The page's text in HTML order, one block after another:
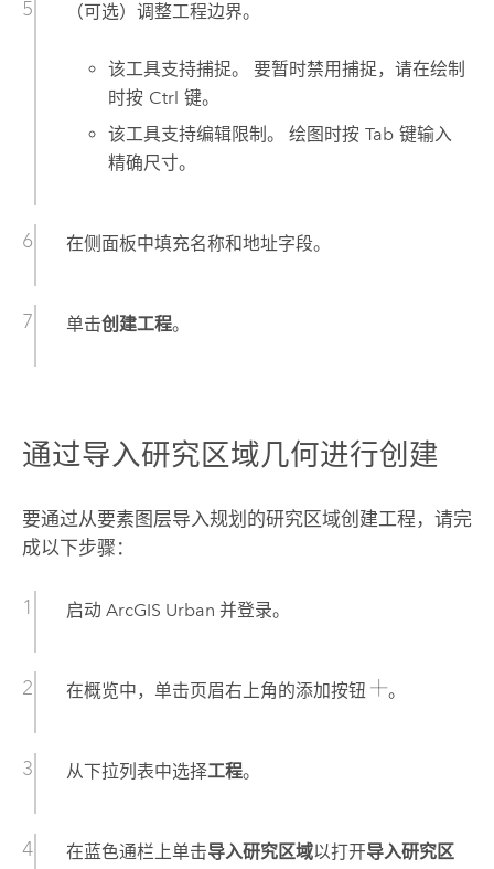
（可选）调整工程边界。
该工具支持捕捉。 要暂时禁用捕捉，请在绘制
时按 Ctrl 键。
该工具支持编辑限制。 绘图时按 Tab 键输入
精确尺寸。
在侧面板中填充名称和地址字段。
单击创建工程。
通过导入研究区域几何进行创建
要通过从要素图层导入规划的研究区域创建工程，请完
成以下步骤：
启动 ArcGIS Urban 并登录。
在概览中，单击页眉右上角的添加按钮 。
从下拉列表中选择工程。
在蓝色通栏上单击导入研究区域以打开导入研究区